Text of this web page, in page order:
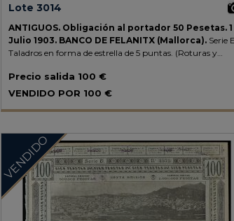
Lote 3014
ANTIGUOS. Obligación al portador 50 Pesetas. 1
Julio 1903. BANCO DE FELANITX (Mallorca). Serie
Taladros en forma de estrella de 5 puntas. (Roturas y
MBC-.
Precio salida 100 €
VENDIDO POR 100 €
VENDIDO